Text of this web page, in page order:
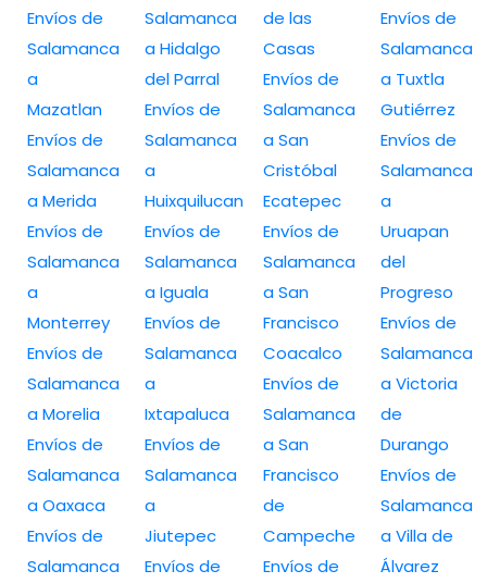
Envíos de
Salamanca
a
Mazatlan
Envíos de
Salamanca
a Merida
Envíos de
Salamanca
a
Monterrey
Envíos de
Salamanca
a Morelia
Envíos de
Salamanca
a Oaxaca
Envíos de
Salamanca
Salamanca
a Hidalgo
del Parral
Envíos de
Salamanca
a
Huixquilucan
Envíos de
Salamanca
a Iguala
Envíos de
Salamanca
a
Ixtapaluca
Envíos de
Salamanca
a
Jiutepec
Envíos de
de las
Casas
Envíos de
Salamanca
a San
Cristóbal
Ecatepec
Envíos de
Salamanca
a San
Francisco
Coacalco
Envíos de
Salamanca
a San
Francisco
de
Campeche
Envíos de
Envíos de
Salamanca
a Tuxtla
Gutiérrez
Envíos de
Salamanca
a
Uruapan
del
Progreso
Envíos de
Salamanca
a Victoria
de
Durango
Envíos de
Salamanca
a Villa de
Álvarez